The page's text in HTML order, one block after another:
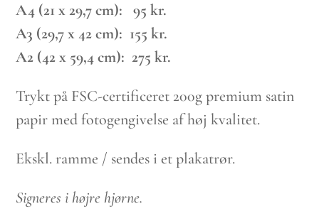
A4 (21 x 29,7 cm): 95 kr.
A3 (29,7 x 42 cm): 155 kr.
A2 (42 x 59,4 cm): 275 kr.
Trykt på FSC-certificeret 200g premium satin
papir med fotogengivelse af høj kvalitet.
Ekskl. ramme / sendes i et plakatrør.
Signeres i højre hjørne.